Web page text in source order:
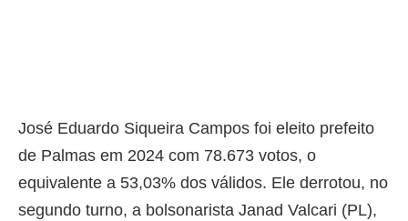
José Eduardo Siqueira Campos foi eleito prefeito
de Palmas em 2024 com 78.673 votos, o
equivalente a 53,03% dos válidos. Ele derrotou, no
segundo turno, a bolsonarista Janad Valcari (PL),